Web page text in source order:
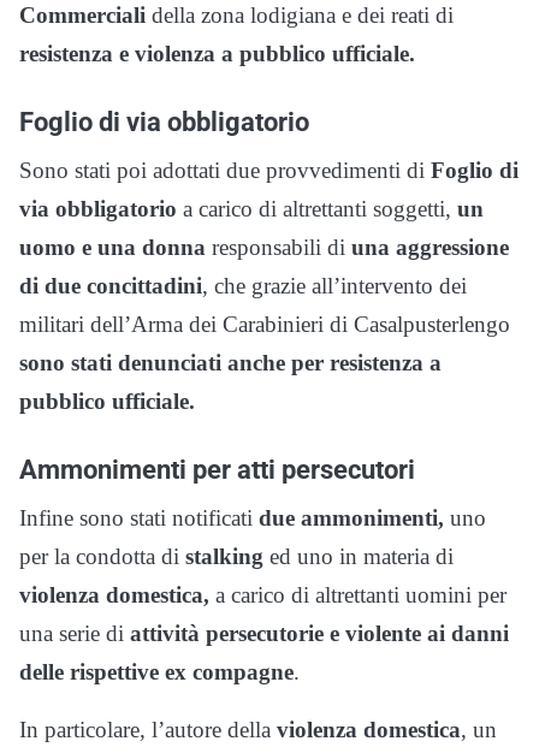
Commerciali della zona lodigiana e dei reati di
resistenza e violenza a pubblico ufficiale.
Foglio di via obbligatorio
Sono stati poi adottati due provvedimenti di Foglio di
via obbligatorio a carico di altrettanti soggetti, un
uomo e una donna responsabili di una aggressione
di due concittadini, che grazie all’intervento dei
militari dell’Arma dei Carabinieri di Casalpusterlengo
sono stati denunciati anche per resistenza a
pubblico ufficiale.
Ammonimenti per atti persecutori
Infine sono stati notificati due ammonimenti, uno
per la condotta di stalking ed uno in materia di
violenza domestica, a carico di altrettanti uomini per
una serie di attività persecutorie e violente ai danni
delle rispettive ex compagne.
In particolare, l’autore della violenza domestica, un